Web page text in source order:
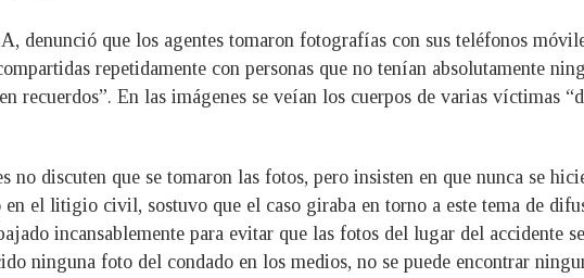
denunció que los agentes tomaron fotografías con sus teléfonos
repetidamente con personas que no tenían absolutamente
recuerdos”. En las imágenes se veían los cuerpos de varias víctimas
no discuten que se tomaron las fotos, pero insisten en que nunca se
el litigio civil, sostuvo que el caso giraba en torno a este tema de
incansablemente para evitar que las fotos del lugar del accidente
ninguna foto del condado en los medios, no se puede encontrar